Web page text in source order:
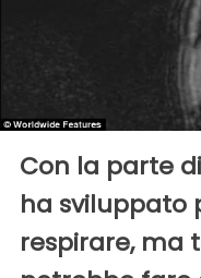
Con la parte
ha sviluppato
respirare, ma